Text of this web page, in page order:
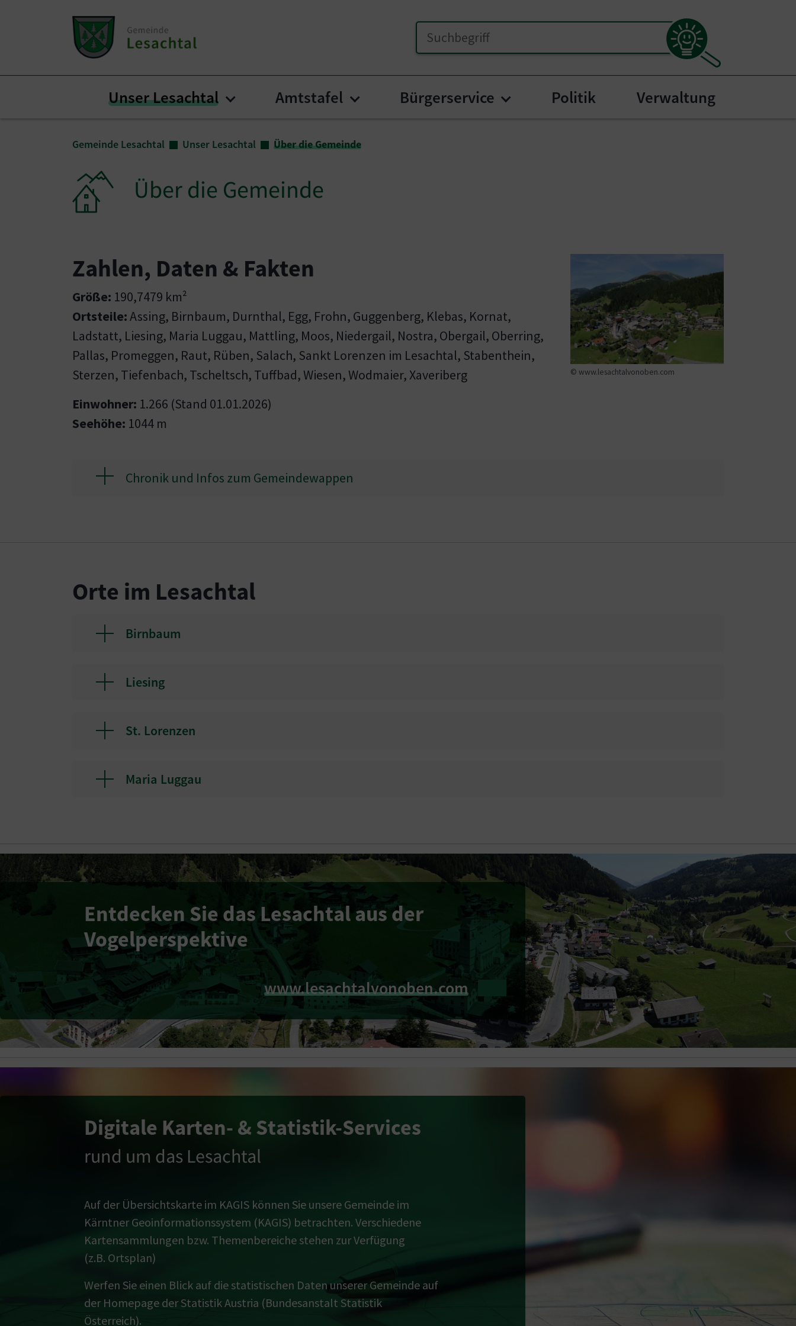
Unser Lesachtal Submenu for "Unser Lesachtal"
Amtstafel Submenu for "Amtstafel"
Bürgerservice Submenu for "Bürgerservice"
Politik Verwaltung
Gemeinde Lesachtal Unser Lesachtal Über die Gemeinde
Über die Gemeinde
Zahlen, Daten & Fakten
Größe: 190,7479 km²
Ortsteile:Assing, Birnbaum, Durnthal, Egg, Frohn, Guggenberg, Klebas, Kornat,
Ladstatt, Liesing, Maria Luggau, Mattling, Moos, Niedergail, Nostra, Obergail, Oberring,
Pallas, Promeggen, Raut, Rüben, Salach, Sankt Lorenzen im Lesachtal, Stabenthein,
Sterzen, Tiefenbach, Tscheltsch, Tuffbad, Wiesen, Wodmaier, Xaveriberg
Einwohner: 1.266 (Stand 01.01.2026)
Seehöhe: 1044 m
© www.lesachtalvonoben.com
Chronik und Infos zum Gemeindewappen
Orte im Lesachtal
Birnbaum
Liesing
St. Lorenzen
Maria Luggau
Entdecken Sie das Lesachtal aus der
Vogelperspektive
www.lesachtalvonoben.com
Digitale Karten- & Statistik-Services
rund um das Lesachtal
Auf der Übersichtskarte im KAGIS können Sie unsere Gemeinde im
Kärntner Geoinformationssystem (KAGIS) betrachten. Verschiedene
Kartensammlungen bzw. Themenbereiche stehen zur Verfügung
(z.B. Ortsplan)
Werfen Sie einen Blick auf die statistischen Datenunserer Gemeinde auf
der Homepage der Statistik Austria (Bundesanstalt Statistik
Österreich).